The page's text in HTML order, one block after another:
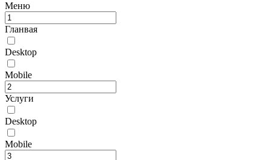
Меню
Гланвая
Desktop
Mobile
Услуги
Desktop
Mobile